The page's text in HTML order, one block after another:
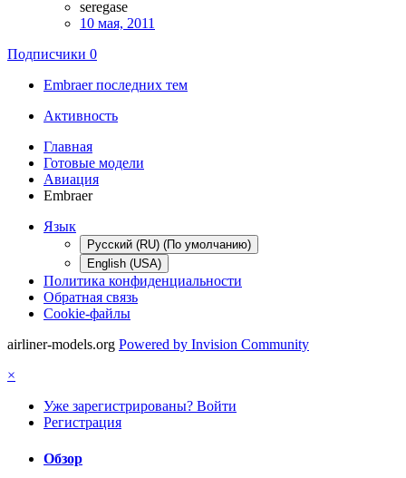
seregase
10 мая, 2011
Подписчики 0
Embraer последних тем
Активность
Главная
Готовые модели
Авиация
Embraer
Язык
Русский (RU) (По умолчанию)
English (USA)
Политика конфиденциальности
Обратная связь
Cookie-файлы
airliner-models.org Powered by Invision Community
×
Уже зарегистрированы? Войти
Регистрация
Обзор